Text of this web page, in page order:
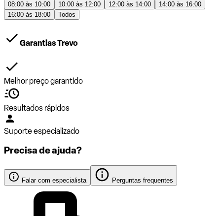
08:00 às 10:00 10:00 às 12:00 12:00 às 14:00
14:00 às 16:00
16:00 às 18:00
Todos
Garantias Trevo
Melhor preço garantido
Resultados rápidos
Suporte especializado
Precisa de ajuda?
Falar com especialista Perguntas frequentes